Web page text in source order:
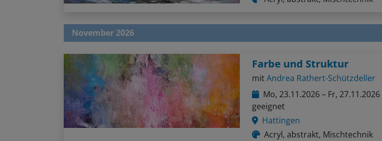
November 2026
Farbe und Struktur
mit Andrea Rathert-Schützdeller
Mo, 23.11.2026 – Fr, 27.11.2026
geeignet
Hattingen
Acryl, abstrakt, Mischtechnik